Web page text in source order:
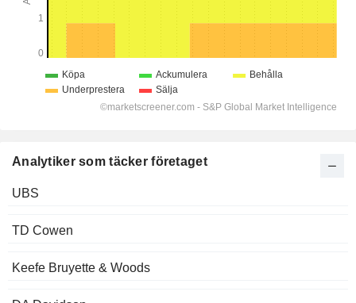
Analytiker som täcker företaget
UBS
TD Cowen
Keefe Bruyette & Woods